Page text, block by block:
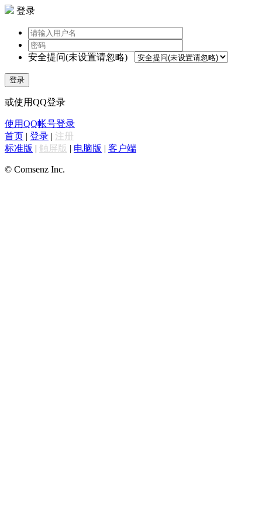
登录
安全提问(未设置请忽略)
登录
或使用QQ登录
使用QQ帐号登录
首页 | 登录 | 注册
标准版 | 触屏版 | 电脑版 | 客户端
© Comsenz Inc.